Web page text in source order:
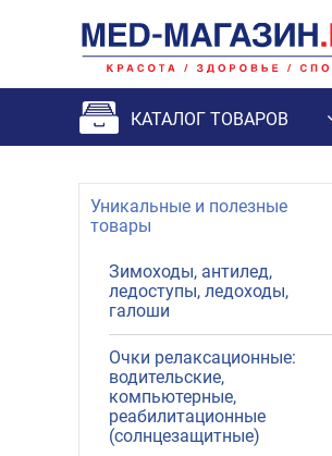
КАТАЛОГ ТОВАРОВ
Уникальные и полезные
товары
Зимоходы, антилед,
ледоступы, ледоходы,
галоши
Очки релаксационные:
водительские,
компьютерные,
реабилитационные
(солнцезащитные)